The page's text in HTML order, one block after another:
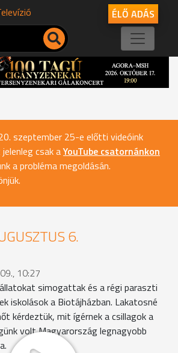
ÉLŐ ADÁS
szeptember 25-e előtti videóink
csak aYouTube csatornánkon
a probléma megoldásán.
6.
10:27
simogattak és a régi paraszti
iskolások a Biotájházban. Lakatosné
kérdeztük, mit ígérnek a csillagok a
volt Magyarország legnagyobb